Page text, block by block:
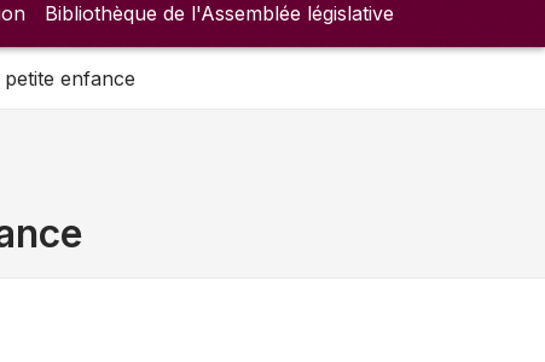
Bibliothèque de l'Assemblée législative
enfance